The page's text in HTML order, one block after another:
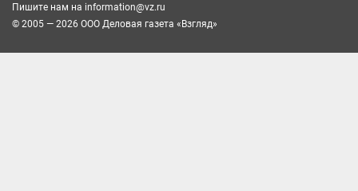
Пишите нам на information@vz.ru
© 2005 — 2026 ООО Деловая газета «Взгляд»